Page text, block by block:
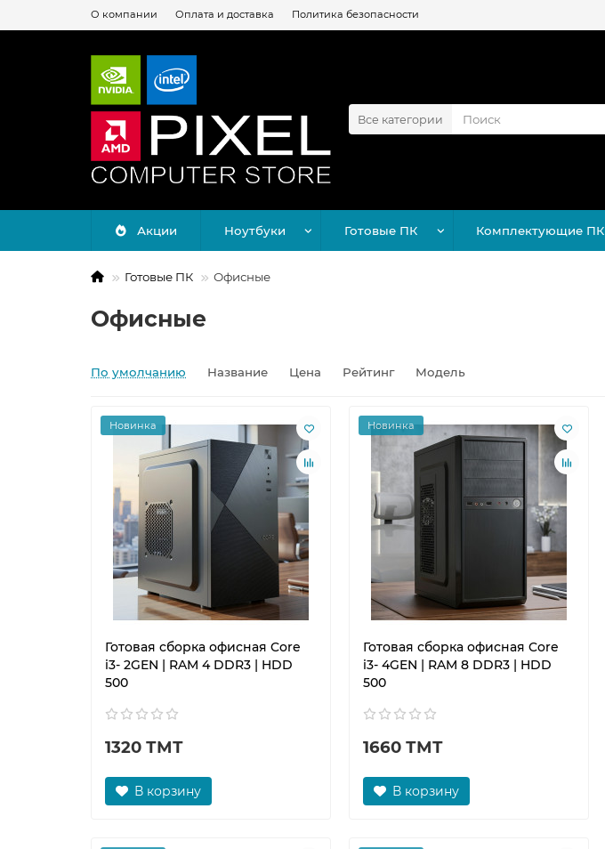
О компании Оплата и доставка Политика безопасности
Все категории
Акции Ноутбуки Готовые ПК Комплектующие ПК
Готовые ПК Офисные
Офисные
По умолчанию Название Цена Рейтинг Модель
Новинка
Готовая сборка офисная Core
i3- 2GEN | RAM 4 DDR3 | HDD
500
1320 ТМТ
В корзину
Новинка
Готовая сборка офисная Core
i3- 4GEN | RAM 8 DDR3 | HDD
500
1660 ТМТ
В корзину